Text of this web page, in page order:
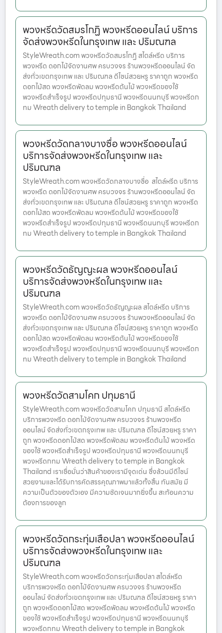
พวงหรีดวัดสมรโกฏิ พวงหรีดออนไลน์ บริการ
จัดส่งพวงหรีดในกรุงเทพ และ ปริมณฑล
StyleWreath.com พวงหรีดวัดสมรโกฏิ สไตล์หรีด บริการ
พวงหรีด ดอกไม้จัดงานศพ ครบวงจร ร้านพวงหรีดออนไลน์ จัด
ส่งทั่วเขตกรุงเทพ และ ปริมณฑล ดีไซน์สวยหรู ราคาถูก พวงหรีด
ดอกไม้สด พวงหรีดพัดลม พวงหรีดต้นไม้ พวงหรีดของใช้
พวงหรีดสำเร็จรูป พวงหรีดปทุมธานี พวงหรีดนนทบุรี พวงหรีดก
ทม Wreath delivery to temple in Bangkok Thailand
พวงหรีดวัดกลางบางซื่อ พวงหรีดออนไลน์
บริการจัดส่งพวงหรีดในกรุงเทพ และ
ปริมณฑล
StyleWreath.com พวงหรีดวัดกลางบางซื่อ สไตล์หรีด บริการ
พวงหรีด ดอกไม้จัดงานศพ ครบวงจร ร้านพวงหรีดออนไลน์ จัด
ส่งทั่วเขตกรุงเทพ และ ปริมณฑล ดีไซน์สวยหรู ราคาถูก พวงหรีด
ดอกไม้สด พวงหรีดพัดลม พวงหรีดต้นไม้ พวงหรีดของใช้
พวงหรีดสำเร็จรูป พวงหรีดปทุมธานี พวงหรีดนนทบุรี พวงหรีดก
ทม Wreath delivery to temple in Bangkok Thailand
พวงหรีดวัดธัญญะผล พวงหรีดออนไลน์
บริการจัดส่งพวงหรีดในกรุงเทพ และ
ปริมณฑล
StyleWreath.com พวงหรีดวัดธัญญะผล สไตล์หรีด บริการ
พวงหรีด ดอกไม้จัดงานศพ ครบวงจร ร้านพวงหรีดออนไลน์ จัด
ส่งทั่วเขตกรุงเทพ และ ปริมณฑล ดีไซน์สวยหรู ราคาถูก พวงหรีด
ดอกไม้สด พวงหรีดพัดลม พวงหรีดต้นไม้ พวงหรีดของใช้
พวงหรีดสำเร็จรูป พวงหรีดปทุมธานี พวงหรีดนนทบุรี พวงหรีดก
ทม Wreath delivery to temple in Bangkok Thailand
พวงหรีดวัดสามโคก ปทุมธานี
StyleWreath.com พวงหรีดวัดสามโคก ปทุมธานี สไตล์หรีด
บริการพวงหรีด ดอกไม้จัดงานศพ ครบวงจร ร้านพวงหรีด
ออนไลน์ จัดส่งทั่วเขตกรุงเทพ และ ปริมณฑล ดีไซน์สวยหรู ราคา
ถูก พวงหรีดดอกไม้สด พวงหรีดพัดลม พวงหรีดต้นไม้ พวงหรีด
ของใช้ พวงหรีดสำเร็จรูป พวงหรีดปทุมธานี พวงหรีดนนทบุรี
พวงหรีดกทม Wreath delivery to temple in Bangkok
Thailand เราเชื่อมั่นว่าสินค้าของเรามีจุดเด่น ซึ่งล้วนมีดีไซน์
สวยงามและได้รับการคัดสรรคุณภาพมาแล้วทั้งสิ้น ทันสมัย มี
ความเป็นตัวของตัวเอง มีความชัดเจนมากยิ่งขึ้น สะท้อนความ
ต้องการของลูก
พวงหรีดวัดกระทุ่มเสือปลา พวงหรีดออนไลน์
บริการจัดส่งพวงหรีดในกรุงเทพ และ
ปริมณฑล
StyleWreath.com พวงหรีดวัดกระทุ่มเสือปลา สไตล์หรีด
บริการพวงหรีด ดอกไม้จัดงานศพ ครบวงจร ร้านพวงหรีด
ออนไลน์ จัดส่งทั่วเขตกรุงเทพ และ ปริมณฑล ดีไซน์สวยหรู ราคา
ถูก พวงหรีดดอกไม้สด พวงหรีดพัดลม พวงหรีดต้นไม้ พวงหรีด
ของใช้ พวงหรีดสำเร็จรูป พวงหรีดปทุมธานี พวงหรีดนนทบุรี
พวงหรีดกทม Wreath delivery to temple in Bangkok